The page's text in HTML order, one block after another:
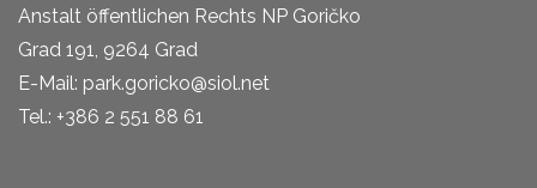
Anstalt öffentlichen Rechts NP Goričko
Grad 191, 9264 Grad
E-Mail: park.goricko@siol.net
Tel.: +386 2 551 88 61